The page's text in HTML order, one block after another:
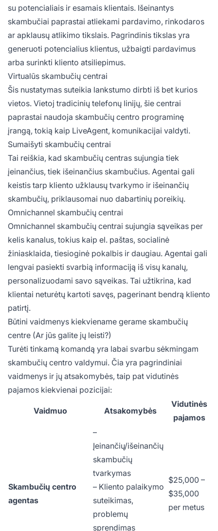
su potencialiais ir esamais klientais. Išeinantys
skambučiai paprastai atliekami pardavimo, rinkodaros
ar apklausų atlikimo tikslais. Pagrindinis tikslas yra
generuoti potencialius klientus, užbaigti pardavimus
arba surinkti kliento atsiliepimus.
Virtualūs skambučių centrai
Šis nustatymas suteikia lankstumo dirbti iš bet kurios
vietos. Vietoj tradicinių telefonų linijų, šie centrai
paprastai naudoja skambučių centro programinę
įrangą, tokią kaip LiveAgent, komunikacijai valdyti.
Sumaišyti skambučių centrai
Tai reiškia, kad skambučių centras sujungia tiek
įeinančius, tiek išeinančius skambučius. Agentai gali
keistis tarp kliento užklausų tvarkymo ir išeinančių
skambučių, priklausomai nuo dabartinių poreikių.
Omnichannel skambučių centrai
Omnichannel skambučių centrai sujungia sąveikas per
kelis kanalus, tokius kaip el. paštas, socialinė
žiniasklaida, tiesioginė pokalbis ir daugiau. Agentai gali
lengvai pasiekti svarbią informaciją iš visų kanalų,
personalizuodami savo sąveikas. Tai užtikrina, kad
klientai neturėtų kartoti savęs, pagerinant bendrą kliento
patirtį.
Būtini vaidmenys kiekviename gerame skambučių
centre (Ar jūs galite jų leisti?)
Turėti tinkamą komandą yra labai svarbu sėkmingam
skambučių centro valdymui. Čia yra pagrindiniai
vaidmenys ir jų atsakomybės, taip pat vidutinės
pajamos kiekvienai pozicijai:
Vaidmuo Atsakomybės
Vidutinės
pajamos
Skambučių centro
agentas
–
Įeinančių/išeinančių
skambučių
tvarkymas
– Kliento palaikymo
suteikimas,
problemų
sprendimas
$25,000 –
$35,000
per metus